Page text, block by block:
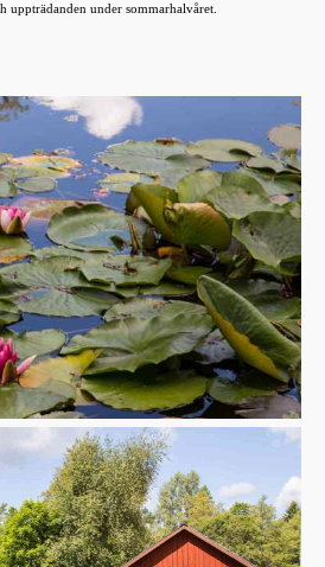
uppträdanden under sommarhalvåret.